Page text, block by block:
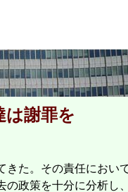
は謝罪を
きた。その責任におい
の政策を十分に分析し